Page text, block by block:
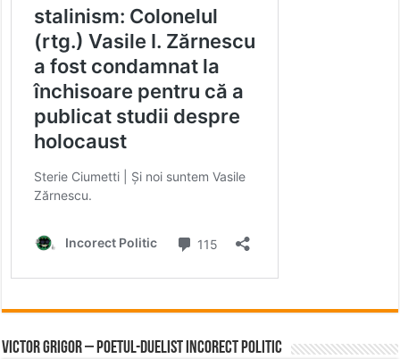
Victor Grigor – Poetul-Duelist Incorect Politic